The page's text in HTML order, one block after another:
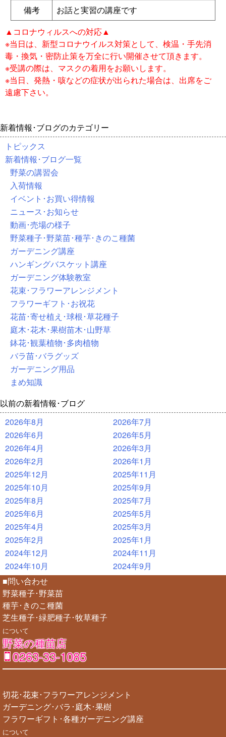
備考
お話と実習の講座です
▲コロナウィルスへの対応▲
※当日は、新型コロナウイルス対策として、検温・手先消
毒・換気・密防止策を万全に行い開催させて頂きます。
※受講の際は、マスクの着用をお願いします。
※当日、発熱・咳などの症状が出られた場合は、出席をご
遠慮下さい。
新着情報･ブログのカテゴリー
トピックス
新着情報･ブログ一覧
野菜の講習会
入荷情報
イベント･お買い得情報
ニュース･お知らせ
動画･売場の様子
野菜種子･野菜苗･種芋･きのこ種菌
ガーデニング講座
ハンギングバスケット講座
ガーデニング体験教室
花束･フラワーアレンジメント
フラワーギフト･お祝花
花苗･寄せ植え･球根･草花種子
庭木･花木･果樹苗木･山野草
鉢花･観葉植物･多肉植物
バラ苗･バラグッズ
ガーデニング用品
まめ知識
以前の新着情報･ブログ
2026年8月
2026年7月
2026年6月
2026年5月
2026年4月
2026年3月
2026年2月
2026年1月
2025年12月
2025年11月
2025年10月
2025年9月
2025年8月
2025年7月
2025年6月
2025年5月
2025年4月
2025年3月
2025年2月
2025年1月
2024年12月
2024年11月
2024年10月
2024年9月
■問い合わせ
野菜種子･野菜苗
種芋･きのこ種菌
芝生種子･緑肥種子･牧草種子
について
野菜の種苗店
0263-33-1085
切花･花束･フラワーアレンジメント
ガーデニング･バラ･庭木･果樹
フラワーギフト･各種ガーデニング講座
について